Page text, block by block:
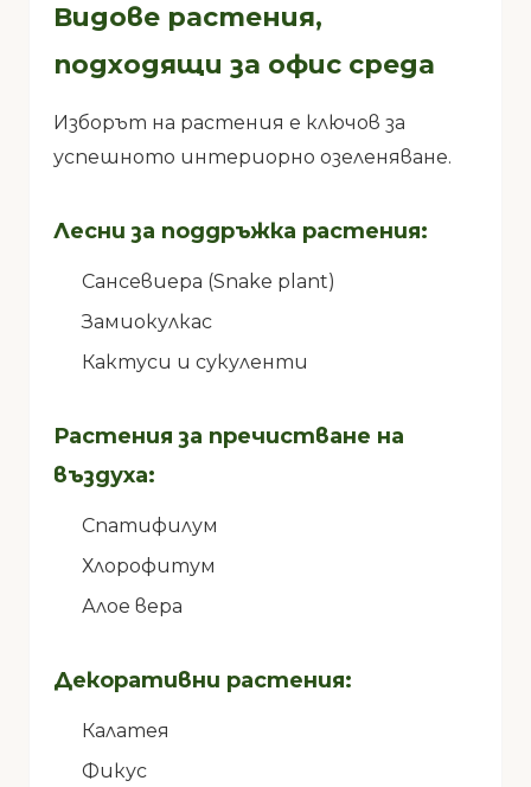
Видове растения,
подходящи за офис среда
Изборът на растения е ключов за
успешното интериорно озеленяване.
Лесни за поддръжка растения:
Сансевиера (Snake plant)
Замиокулкас
Кактуси и сукуленти
Растения за пречистване на
въздуха:
Спатифилум
Хлорофитум
Алое вера
Декоративни растения:
Калатея
Фикус